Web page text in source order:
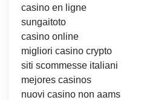
casino en ligne
sungaitoto
casino online
migliori casino crypto
siti scommesse italiani
mejores casinos
nuovi casino non aams